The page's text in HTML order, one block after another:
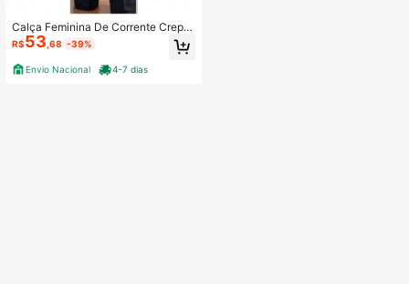
Calça Feminina De Corrente Crepe
Duna Estilosa De Mulher Elegante
R$53 ,68 -39%
Envio Nacional 4-7 dias